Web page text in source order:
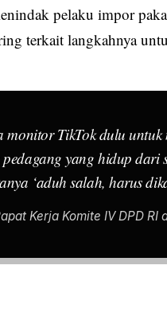
pelaku impor
terkait langkahnya
monitor TikTok dulu
yang hidup
‘aduh salah, harus
Kerja Komite IV DPD RI